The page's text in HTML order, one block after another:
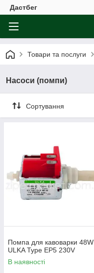
Дастбег
Товари та послуги
Насоси (помпи)
Сортування
Помпа для кавоварки 48W
ULKA Type EP5 230V
В наявності